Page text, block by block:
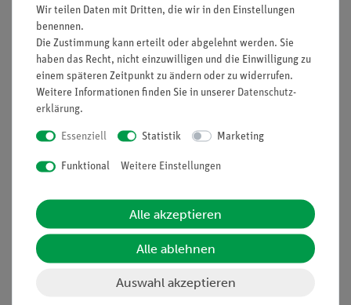
Nach oben
Informationen
Unternehmen
Projekte und Lösungen
Übersicht Service
Beratung & Showroom
Inventarisierungs- &
Inbetriebnahme & Schulungen
Kundendienst
Wir teilen Daten mit Dritten, die wir in den Einstellungen
benennen.
Die Zustimmung kann erteilt oder abgelehnt werden. Sie
haben das Recht, nicht einzuwilligen und die Einwilligung zu
einem späteren Zeitpunkt zu ändern oder zu widerrufen.
Weitere Informationen finden Sie in unserer Daten­schutz­
erklärung.
Essenziell Statistik Marketing
Funktional Weitere Einstellungen
Alle akzeptieren
Alle ablehnen
Auswahl akzeptieren